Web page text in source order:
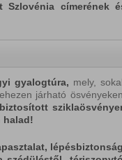
Szlovénia címerének
gyalogtúra, mely,
járható ösvényeken,
halad!